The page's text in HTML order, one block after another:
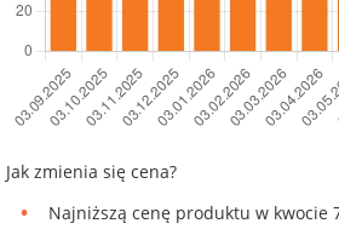
Jak zmienia się cena?
Najniższą cenę produktu w kwocie